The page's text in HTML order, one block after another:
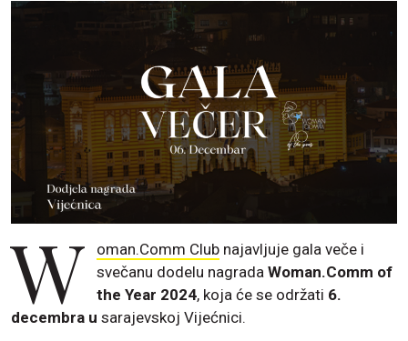
W oman.Comm Club najavljuje gala veče i
svečanu dodelu nagradaWoman.Comm of
the Year 2024, koja će se održati 6.
decembra u sarajevskoj Vijećnici.